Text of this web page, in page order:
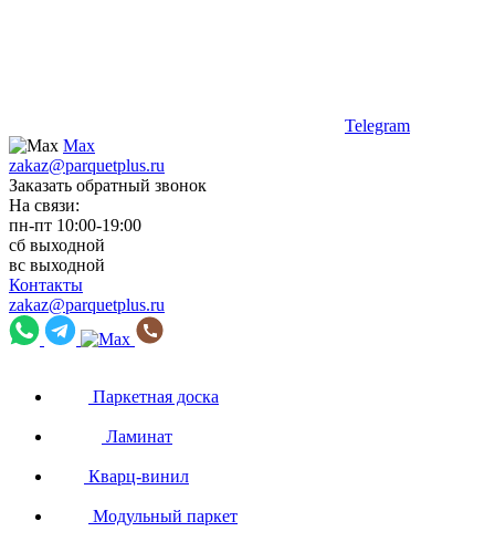
Telegram
Max
zakaz@parquetplus.ru
Заказать обратный звонок
На связи:
пн-пт 10:00-19:00
сб выходной
вс выходной
Контакты
zakaz@parquetplus.ru
Паркетная доска
Ламинат
Кварц-винил
Модульный паркет